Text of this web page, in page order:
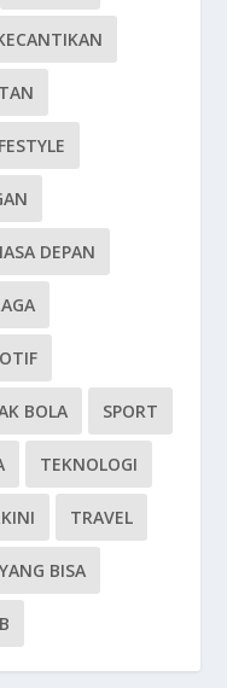
DEPAN
BOLA SPORT
TEKNOLOGI
TRAVEL
YANG BISA